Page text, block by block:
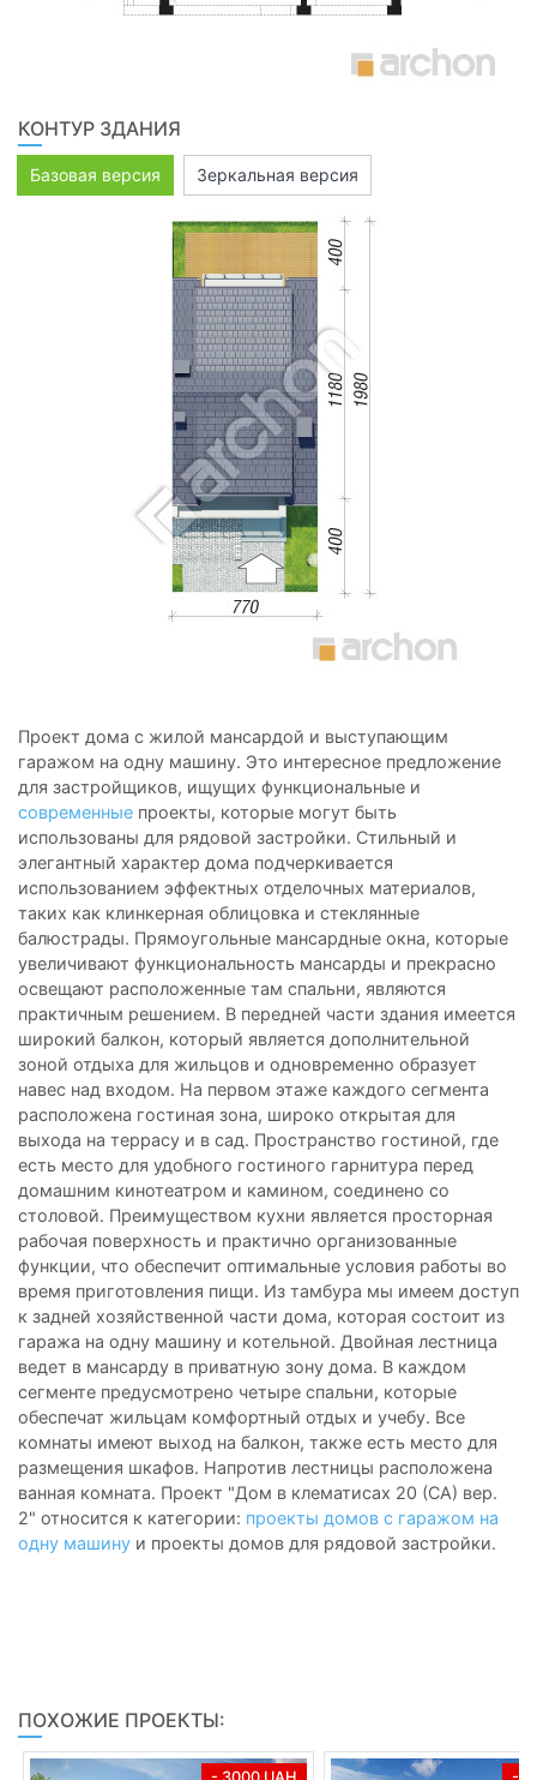
КОНТУР ЗДАНИЯ
Базовая версия Зеркальная версия
Проект дома с жилой мансардой и выступающим
гаражом на одну машину. Это интересное предложение
для застройщиков, ищущих функциональные и
современные проекты, которые могут быть
использованы для рядовой застройки. Стильный и
элегантный характер дома подчеркивается
использованием эффектных отделочных материалов,
таких как клинкерная облицовка и стеклянные
балюстрады. Прямоугольные мансардные окна, которые
увеличивают функциональность мансарды и прекрасно
освещают расположенные там спальни, являются
практичным решением. В передней части здания имеется
широкий балкон, который является дополнительной
зоной отдыха для жильцов и одновременно образует
навес над входом. На первом этаже каждого сегмента
расположена гостиная зона, широко открытая для
выхода на террасу и в сад. Пространство гостиной, где
есть место для удобного гостиного гарнитура перед
домашним кинотеатром и камином, соединено со
столовой. Преимуществом кухни является просторная
рабочая поверхность и практично организованные
функции, что обеспечит оптимальные условия работы во
время приготовления пищи. Из тамбура мы имеем доступ
к задней хозяйственной части дома, которая состоит из
гаража на одну машину и котельной. Двойная лестница
ведет в мансарду в приватную зону дома. В каждом
сегменте предусмотрено четыре спальни, которые
обеспечат жильцам комфортный отдых и учебу. Все
комнаты имеют выход на балкон, также есть место для
размещения шкафов. Напротив лестницы расположена
ванная комната. Проект "Дом в клематисах 20 (СА) вер.
2" относится к категории: проекты домов с гаражом на
одну машину и проекты домов для рядовой застройки.
ПОХОЖИЕ ПРОЕКТЫ: